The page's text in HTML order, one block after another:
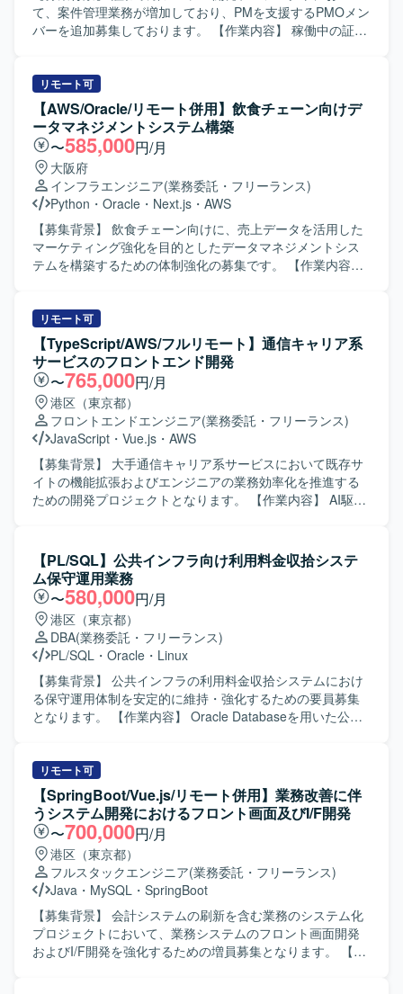
よびSQLを用いたWeb系システム環境での開発となりま
す。楽々フレームワークを活用した開発を行う構成となっ
て、案件管理業務が増加しており、PMを支援するPMOメン
バーを追加募集しております。 【作業内容】 稼働中の証券
キュメントの作成・更新、内部定例会議の準備、会議日程
調整および運営、議事録作成を担当していただきます。 ま
た、Redmine等を用いたチケット起票・進捗管理、不具合
集計、課題やQAの追い回し、Salesforceへの入力作業など
もご対応いただきます。 【求める人物像】 自ら課題を見つ
けて主体的に動ける方を求めております。 コミュニケーシ
ョンを取りながら関係者と円滑に連携し、ドキュメント作
成や進捗管理を丁寧かつ正確に進められる方が望ましいで
す。 【ポジションの魅力】 大規模な証券取引システム開発
プロジェクトに参画し、PMの近くでプロジェクト管理業務
全般に携わることができます。 金融システム開発の現場で
開発プロジェクトにおける各種管理ツールおよびドキュメ
ント作成ツールを使用いたします。
リモート可
【AWS/Oracle/リモート併用】飲食チェーン向けデ
ータマネジメントシステム構築
〜585,000円/月
大阪府
インフラエンジニア(業務委託・フリーランス)
Python ・ Oracle ・ Next.js ・ AWS
【募集背景】 飲食チェーン向けに、売上データを活用した
マーケティング強化を目的としたデータマネジメントシス
テムを構築するための体制強化の募集です。 【作業内容】
盤を整備していただきます。AWSの各種クラウドサービス
やBIツールを活用し、要件定義から設計、構築、保守運用
まで一貫して担当していただきます。既存のレガシーDBか
らのデータ移行や、Python・React・Next.jsを用いた関連ア
プリケーション開発、セキュリティ面を考慮した設計・実
装にも関わっていただきます。 【求める人物像】 お客様と
積極的にコミュニケーションを取りながら、自ら課題を把
握し提案・推進していける方を求めています。納期や品質
を意識しつつ、チームメンバーと連携して柔軟に対応でき
る方が望ましいです。 【ポジションの魅力】 飲食チェーン
の売上データを活用したマーケティング基盤の構築を通じ
扱うことで、データ基盤構築やクラウド移行のスキルを高
めることができ、今後のキャリア形成にもつながるポジシ
ョンです。 【開発環境】 AWSを中心としたクラウド環境上
で、Oracle・MySQLなどのデータベースを用いたデータ基
盤を構築します。Python、React、Next.jsなどを利用したア
プリケーション開発や、BIツールによるデータ可視化を行
います。
リモート可
【TypeScript/AWS/フルリモート】通信キャリア系
サービスのフロントエンド開発
〜765,000円/月
港区（東京都）
フロントエンドエンジニア(業務委託・フリーランス)
JavaScript ・ Vue.js ・ AWS
【募集背景】 大手通信キャリア系サービスにおいて既存サ
イトの機能拡張およびエンジニアの業務効率化を推進する
ための開発プロジェクトとなります。 【作業内容】 AI駆動
装、要件や依頼内容をプロンプトへ適切に落とし込み実装
へつなげる業務、アジャイル開発体制での継続的なサービ
ス改善、必要に応じた仕様整理および技術的な提案などを
行っていただきます。 【求める人物像】 AI支援ツールを積
極的に活用しながら開発を推進できる方、要望を適切に構
造化しプロンプト設計に落とし込める方、長期的なプロジ
ェクトにおいて自走してタスクを進められる方を求めてお
ります。 【ポジションの魅力】 AI駆動開発環境やGitHub
Copilotなどの最新ツールを活用しながら開発できる点が魅
力です。通信キャリア系サービスという大規模なサービス
方でスキルアップが期待できます。 【開発環境】 Vue.jsベ
ースのシステムを中心に、GitHub CopilotやAWSを利用した
アジャイル（Scrum）開発体制となります。
【PL/SQL】公共インフラ向け利用料金収拾システ
ム保守運用業務
〜580,000円/月
港区（東京都）
DBA(業務委託・フリーランス)
PL/SQL ・ Oracle ・ Linux
【募集背景】 公共インフラの利用料金収拾システムにおけ
る保守運用体制を安定的に維持・強化するための要員募集
となります。 【作業内容】 Oracle Databaseを用いた公共
因調査および復旧対応、バックアップ・リカバリ作業、ロ
グ解析などを行っていただきます。 パフォーマンスが低下
したSQLの特定およびチューニング、インデックス設計や
実行計画の確認・調整もお任せいたします。 Data Guardや
RAC構成環境での切り替え対応や状態監視、Linux/UNIX環
境での基本的なOS操作とOracle関連ログの確認・解析も発
生いたします。 【求める人物像】 チームメンバーと連携し
ながらこまめに報告・連絡・相談ができる方を求めており
ます。 手順やルールを守りつつも、状況に応じて柔軟に判
断し、自発的に改善提案ができる方が望ましいです。 公共
インフラに関わるシステムであることを理解し、責任感を
リモート可
【SpringBoot/Vue.js/リモート併用】業務改善に伴
うシステム開発におけるフロント画面及びI/F開発
〜700,000円/月
港区（東京都）
フルスタックエンジニア(業務委託・フリーランス)
Java ・ MySQL ・ SpringBoot
【募集背景】 会計システムの刷新を含む業務のシステム化
プロジェクトにおいて、業務システムのフロント画面開発
およびI/F開発を強化するための増員募集となります。 【作